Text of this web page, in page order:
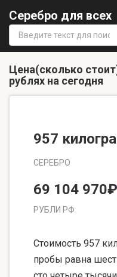
Серебро для всех
Поиск:
Цена(сколько
рублях на сегодня
957
СЕРЕБРО
69 104 970₽
РУБЛИ РФ
Стоимость 957
пробы равна